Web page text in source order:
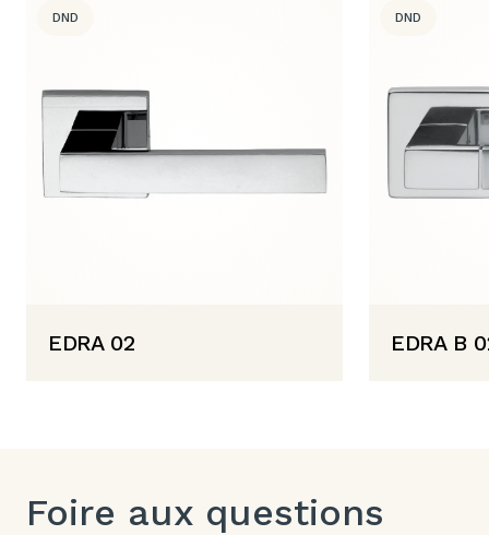
DND
EDRA 02
DND
EDRA B
Foire aux questions